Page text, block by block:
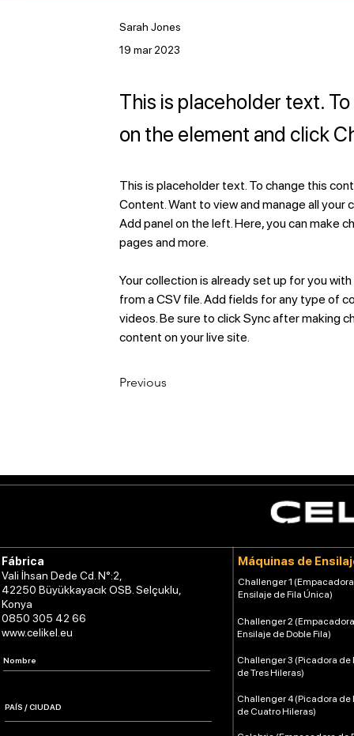
Sarah Jones
19 mar 2023
This is placeholder text.
on the element and click
This is placeholder text. To change this
Content. Want to view and manage all
Add panel on the left. Here, you can make
pages and more.
Your collection is already set up for you
from a CSV file. Add fields for any type of
videos. Be sure to click Sync after making
content on your live site.
Previous
Fábrica
Vali İhsan Dede Cd. N°:2,
42250 Büyükkayacık OSB. Selçuklu,
Konya
0850 305 42 66
www.celikel.eu
Máquinas de
Challenger 1
Ensilaje de Fila Única)
Challenger 2
Ensilaje de Doble Fila)
Challenger 4 (Picadora de
de Cuatro Hileras)
Challenger 3 (Picadora de
de Tres Hileras)